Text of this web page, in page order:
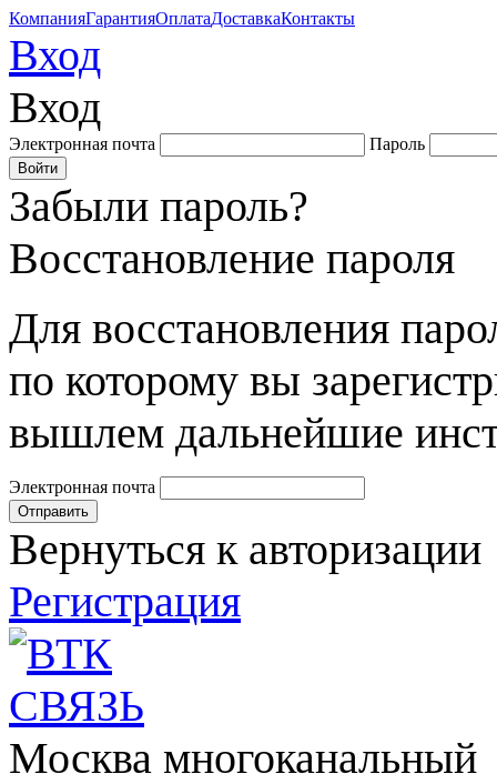
КомпанияГарантияОплатаДоставкаКонтакты
Вход
Вход
Электронная почта Пароль
Забыли пароль?
Восстановление пароля
Для восстановления
по которому вы
вышлем дальнейшие
Электронная почта
Вернуться к авторизации
Регистрация
Москва многоканальный